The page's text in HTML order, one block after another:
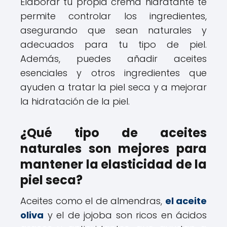
permite controlar los ingredientes,
asegurando que sean naturales y
adecuados para tu tipo de piel.
Además, puedes añadir aceites
esenciales y otros ingredientes que
ayuden a tratar la piel seca y a mejorar
la hidratación de la piel.
¿Qué tipo de aceites
naturales son mejores para
mantener la elasticidad de la
piel seca?
Aceites como el de almendras, el aceite
oliva y el de jojoba son ricos en ácidos